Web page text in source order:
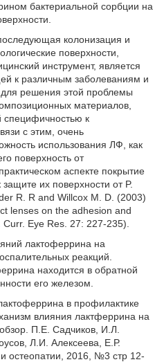
бактериальной сорбции на
колонизация и
поверхности,
инструмент, является
к различным заболеваниям и
решения этой проблемы
материалов,
специфичностью к
с этим, очень
использования ЛФ, как
поверхность от
аспекте покрытие
их поверхности от P.
R. R and Willcox M. D. (2003)
lenses on the adhesion and
Eye Res. 27: 227-235).
лактоферрина на
реакций.
находится в обратной
его железом.
в профилактике
влияния лактферрина на
П.Е. Садчиков, И.Л.
Л.И. Алексеева, Е.Р.
остеопатии, 2016, №3 стр 12-